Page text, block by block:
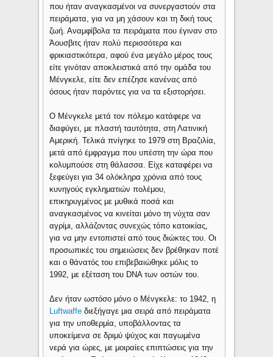
που ήταν αναγκασμένοι να συνεργαστούν στα
πειράματα, για να μη χάσουν και τη δική τους
ζωή. Αναμφίβολα τα πειράματα που έγιναν στο
Άουσβιτς ήταν πολύ περισσότερα και
φρικιαστικότερα, αφού ένα μεγάλο μέρος τους
είτε γινόταν αποκλειστικά από την ομάδα του
Μένγκελε, είτε δεν επέζησε κανένας από
όσους ήταν παρόντες για να τα εξιστορήσει.
Ο Μένγκελε μετά τον πόλεμο κατάφερε να
διαφύγει, με πλαστή ταυτότητα, στη Λατινική
Αμερική. Τελικά πνίγηκε το 1979 στη Βραζιλία,
μετά από έμφραγμα που υπέστη την ώρα που
κολυμπούσε στη θάλασσα. Είχε καταφέρει να
ξεφεύγει για 34 ολόκληρα χρόνια από τους
κυνηγούς εγκληματιών πολέμου,
επικηρυγμένος με μυθικά ποσά και
αναγκασμένος να κινείται μόνο τη νύχτα σαν
αγρίμι, αλλάζοντας συνεχώς τόπο κατοικίας,
για να μην εντοπιστεί από τους διώκτες του. Οι
προσωπικές του σημειώσεις δεν βρέθηκαν ποτέ
και ο θάνατός του επιβεβαιώθηκε μόλις το
1992, με εξέταση του DNA των οστών του.
Δεν ήταν ωστόσο μόνο ο Μένγκελε: το 1942, η
Luftwaffe διεξήγαγε μια σειρά από πειράματα
για την υποθερμία, υποβάλλοντας τα
υποκείμενα σε δριμύ ψύχος και παγωμένα
νερά για ώρες, με μοιραίες επιπτώσεις για την